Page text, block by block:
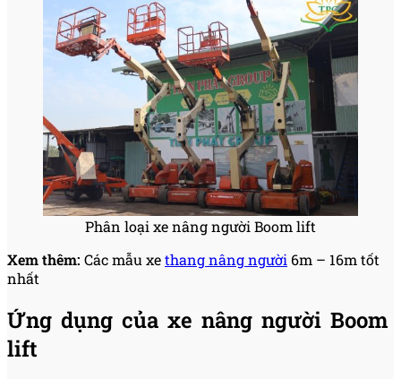
Phân loại xe nâng người Boom lift
Xem thêm: Các mẫu xethang nâng người 6m – 16m tốt
nhất
Ứng dụng của xe nâng người Boom
lift